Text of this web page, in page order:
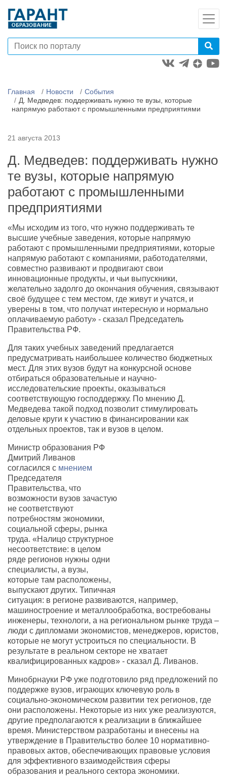
Главная Новости
События
Д. Медведев: поддерживать нужно те вузы, которые
напрямую работают с промышленными предприятиями
21 августа 2013
Д. Медведев: поддерживать нужно
те вузы, которые напрямую
работают с промышленными
предприятиями
«Мы исходим из того, что нужно поддерживать те
высшие учебные заведения, которые напрямую
работают с промышленными предприятиями, которые
напрямую работают с компаниями, работодателями,
совместно развивают и продвигают свои
инновационные продукты, и чьи выпускники,
желательно задолго до окончания обучения, связывают
своё будущее с тем местом, где живут и учатся, и
уверены в том, что получат интересную и нормально
оплачиваемую работу» - сказал Председатель
Правительства РФ.
Для таких учебных заведений предлагается
предусматривать наибольшее количество бюджетных
мест. Для этих вузов будут на конкурсной основе
отбираться образовательные и научно-
исследовательские проекты, оказываться
соответствующую господдержку. По мнению Д.
Медведева такой подход позволит стимулировать
деловые круги к участию в финансировании как
отдельных проектов, так и вузов в целом.
Министр образования РФ
Дмитрий Ливанов
согласился с мнением
Председателя
Правительства, что
возможности вузов зачастую
не соответствуют
потребностям экономики,
социальной сферы, рынка
труда. «Налицо структурное
несоответствие: в целом
ряде регионов нужны одни
специалисты, а вузы,
которые там расположены,
выпускают других. Типичная
ситуация: в регионе развиваются, например,
машиностроение и металлообработка, востребованы
инженеры, технологи, а на региональном рынке труда –
люди с дипломами экономистов, менеджеров, юристов,
которые не могут устроиться по специальности. В
результате в реальном секторе не хватает
квалифицированных кадров» - сказал Д. Ливанов.
Минобрнауки РФ уже подготовило ряд предложений по
поддержке вузов, играющих ключевую роль в
социально-экономическом развитии тех регионов, где
они расположены. Некоторые из них уже реализуются,
другие предполагаются к реализации в ближайшее
время. Министерством разработаны и внесены на
утверждение в Правительство более 10 нормативно-
правовых актов, обеспечивающих правовые условия
для эффективного взаимодействия сферы
образования и реального сектора экономики.